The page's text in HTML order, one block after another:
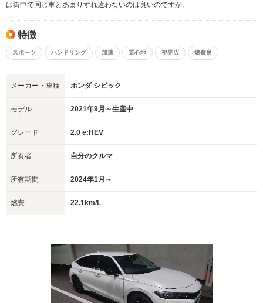
は街中で同じ車とあまりすれ違わないのは良いのですが。
特徴
スポーツ ハンドリング 加速 乗心地 視界広 燃費良
メーカー・車種 ホンダ シビック
モデル 2021年9月～生産中
グレード 2.0 e:HEV
所有者 自分のクルマ
所有期間 2024年1月～
燃費 22.1km/L